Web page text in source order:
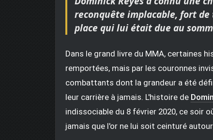
reconquête implacable, fort
place qui lui était due au
Dans le grand livre du MMA, certaines
remportées, mais par les couronnes
combattants dont la grandeur a été
leur carrière à jamais. L'histoire de
indissociable du 8 février 2020, ce soir
jamais que l'or ne lui soit ceinturé